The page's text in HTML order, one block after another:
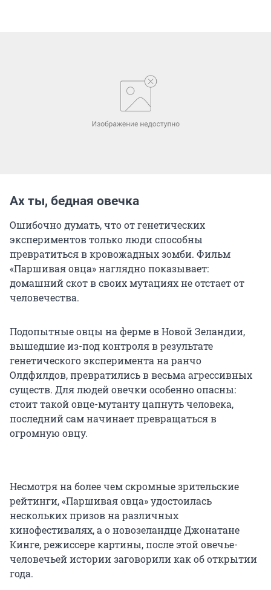
Ах ты, бедная овечка
Ошибочно думать, что от генетических
экспериментов только люди способны
превратиться в кровожадных зомби. Фильм
«Паршивая овца» наглядно показывает:
домашний скот в своих мутациях не отстает от
человечества.
Подопытные овцы на ферме в Новой Зеландии,
вышедшие из-под контроля в результате
генетического эксперимента на ранчо
Олдфилдов, превратились в весьма агрессивных
существ. Для людей овечки особенно опасны:
стоит такой овце-мутанту цапнуть человека,
последний сам начинает превращаться в
огромную овцу.
Несмотря на более чем скромные зрительские
рейтинги, «Паршивая овца» удостоилась
нескольких призов на различных
кинофестивалях, а о новозеландце Джонатане
Кинге, режиссере картины, после этой овечье-
человечьей истории заговорили как об открытии
года.